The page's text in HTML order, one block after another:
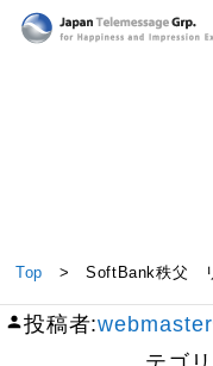
SoftBank秩父 リニ
Top > SoftBank秩父 リ
投稿者:webmaster